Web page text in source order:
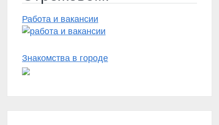
Работа и вакансии
Знакомства в городе